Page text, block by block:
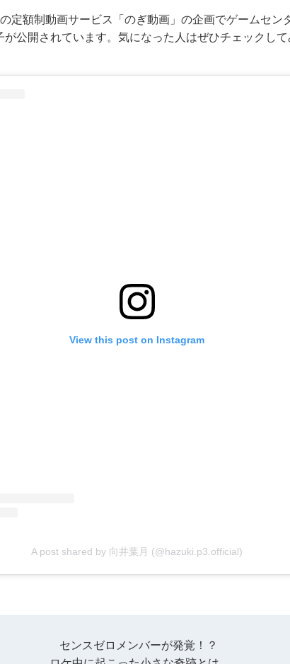
定額制動画サービス「のぎ動画」の企画でゲームセン
公開されています。気になった人はぜひチェックして
View this post on Instagram
A post shared by 向井葉月 (@hazuki.p3.official)
センスゼロメンバーが発覚！？